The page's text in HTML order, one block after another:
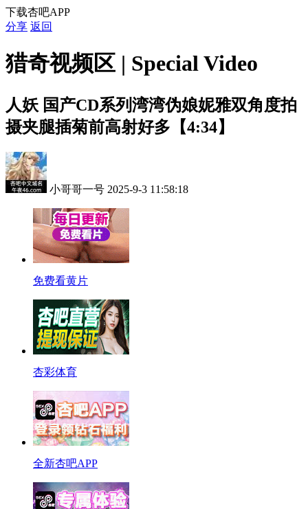
下载杏吧APP
分享 返回
猎奇视频区 | Special Video
人妖 国产CD系列湾湾伪娘妮雅双角度拍
摄夹腿插菊前高射好多【4:34】
小哥哥一号 2025-9-3 11:58:18
免费看黄片
杏彩体育
全新杏吧APP